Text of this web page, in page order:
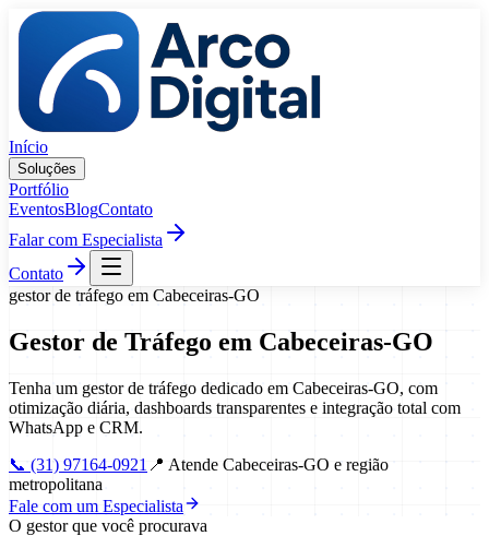
Pular para o conteúdo
Início
Soluções
Portfólio
EventosBlogContato
Falar com Especialista
Contato
gestor de tráfego em Cabeceiras-GO
Gestor de Tráfego em Cabeceiras-GO
Tenha um gestor de tráfego dedicado em Cabeceiras-GO, com
otimização diária, dashboards transparentes e integração total com
WhatsApp e CRM.
📞 (31) 97164-0921 📍 Atende Cabeceiras-GO e região
metropolitana
Fale com um Especialista
O gestor que você procurava